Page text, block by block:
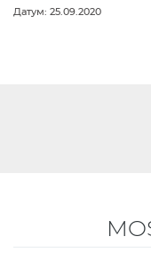
Датум: 25.09.2020